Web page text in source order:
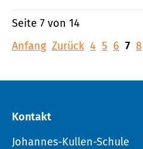
Seite 7 von 14
Anfang Zurück 4 5 6 7 8
Kontakt
Johannes-Kullen-Schule